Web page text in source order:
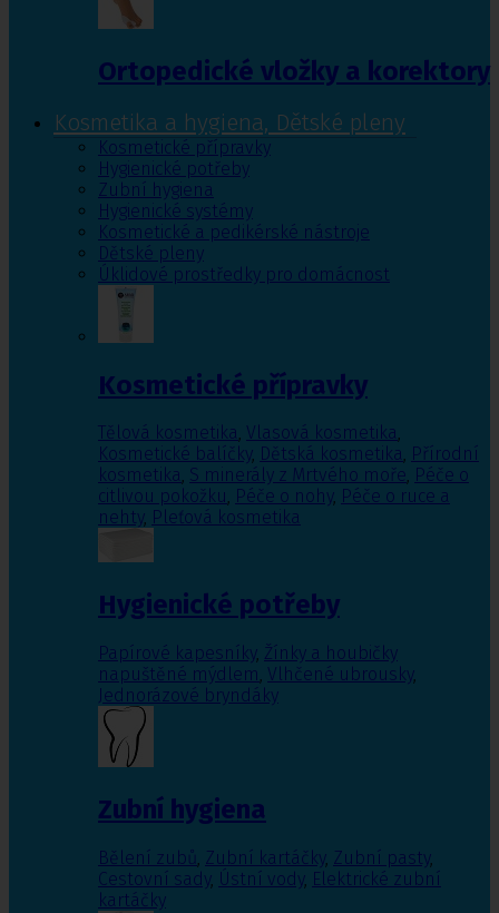
Ortopedické vložky a korektory
Kosmetika a hygiena, Dětské pleny
Kosmetické přípravky
Hygienické potřeby
Zubní hygiena
Hygienické systémy
Kosmetické a pedikérské nástroje
Dětské pleny
Úklidové prostředky pro domácnost
Kosmetické přípravky
Tělová kosmetika, Vlasová kosmetika,
Kosmetické balíčky, Dětská kosmetika, Přírodní
kosmetika, S minerály z Mrtvého moře, Péče o
citlivou pokožku, Péče o nohy, Péče o ruce a
nehty, Pleťová kosmetika
Hygienické potřeby
Papírové kapesníky, Žínky a houbičky
napuštěné mýdlem, Vlhčené ubrousky,
Jednorázové bryndáky
Zubní hygiena
Bělení zubů, Zubní kartáčky, Zubní pasty,
Cestovní sady, Ústní vody, Elektrické zubní
kartáčky